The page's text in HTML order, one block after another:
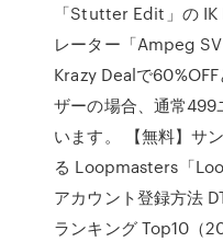
「Stutter Edit」の
レーター「Ampeg
Krazy Dealで
ザーの場合、通常499
います。 【無料】サ
る Loopmasters「
アカウント登録方法
ランキング Top10（